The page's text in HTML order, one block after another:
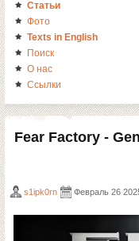
Статьи
Фото
Texts in English
Поиск
О нас
Ссылки
Fear Factory -
s1ipk0rn Февраль 26